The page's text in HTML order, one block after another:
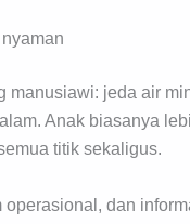
manusiawi: jeda air
Anak biasanya
titik sekaligus.
dan